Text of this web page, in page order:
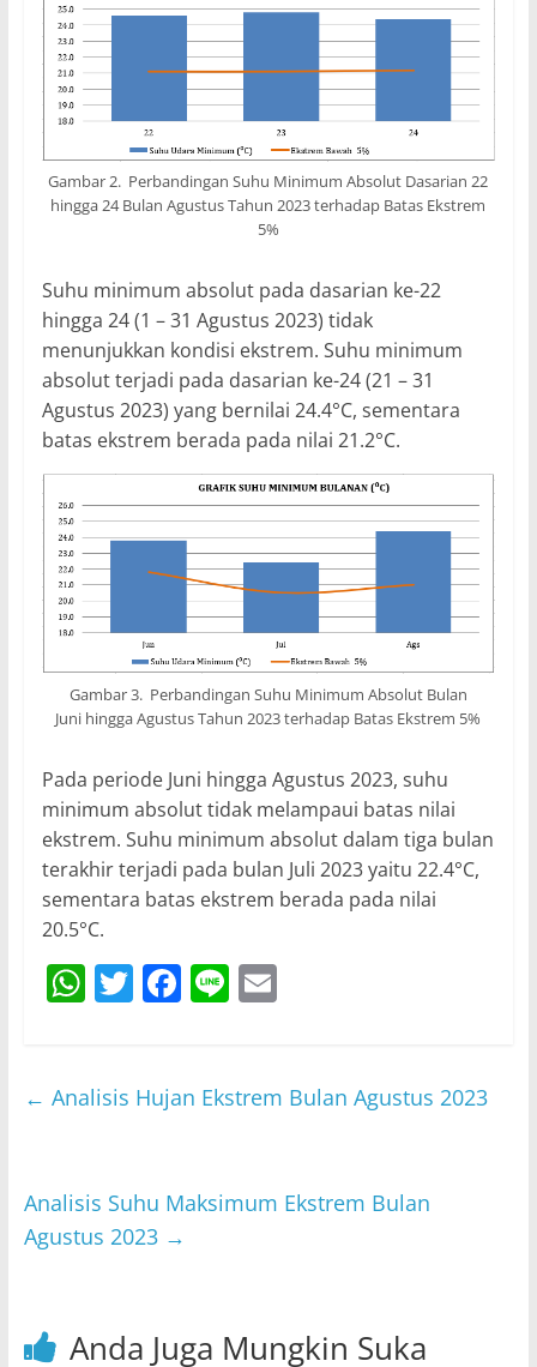
Gambar 2. Perbandingan Suhu Minimum Absolut Dasarian 22
hingga 24 Bulan Agustus Tahun 2023 terhadap Batas Ekstrem
5%
Suhu minimum absolut pada dasarian ke-22
hingga 24 (1 – 31 Agustus 2023) tidak
menunjukkan kondisi ekstrem. Suhu minimum
absolut terjadi pada dasarian ke-24 (21 – 31
Agustus 2023) yang bernilai 24.4°C, sementara
batas ekstrem berada pada nilai 21.2°C.
Gambar 3. Perbandingan Suhu Minimum Absolut Bulan
Juni hingga Agustus Tahun 2023 terhadap Batas Ekstrem 5%
Pada periode Juni hingga Agustus 2023, suhu
minimum absolut tidak melampaui batas nilai
ekstrem. Suhu minimum absolut dalam tiga bulan
terakhir terjadi pada bulan Juli 2023 yaitu 22.4°C,
sementara batas ekstrem berada pada nilai
20.5°C.
W
s
p
T
er
F
e
o
k
Li E
l
← Analisis Hujan Ekstrem Bulan Agustus 2023
Analisis Suhu Maksimum Ekstrem Bulan
Agustus 2023 →
Anda Juga Mungkin Suka